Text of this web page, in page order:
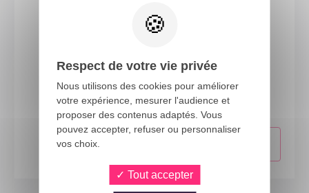
Costume hippie - femme - L/XL
Respect de votre vie privée
Nous utilisons des cookies pour améliorer
votre expérience, mesurer l'audience et
proposer des contenus adaptés. Vous
pouvez accepter, refuser ou personnaliser
vos choix.
Tout accepter